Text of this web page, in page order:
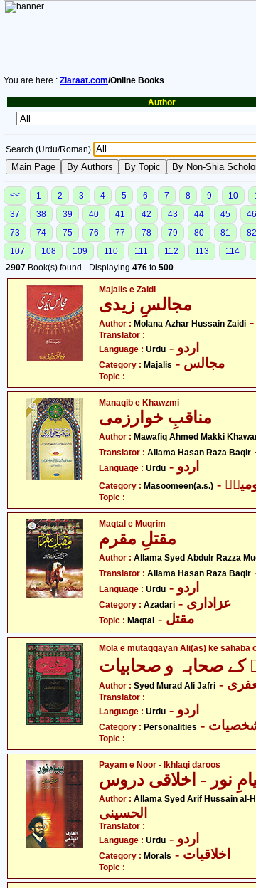
You are here : Ziaraat.com/Online Books
Author
Search (Urdu/Roman)
<< 1 2 3 4 5 6 7 8 9 10
37
38 39 40 41 42 43 44 45 46
73
74 75 76 77 78 79 80 81 82
107
108 109 110 111 112 113 114
2907 Book(s) found - Displaying 476 to 500
Majalis e Zaidi
مجالسِ زیدی
Author : Molana Azhar Hussain Zaidi
Translator :
Language : Urdu - اردو
Category : Majalis - مجالس
Topic :
Manaqib e Khawzmi
مناقبِ خوارزمی
Author : Mawafiq Ahmed Makki
Translator : Allama Hasan Raza Baqir
Language : Urdu - اردو
Category : Masoomeen(a.s.)
Topic :
Maqtal e Muqrim
مقتلِ مقرم
Author : Allama Syed Abdulr Razza
Translator : Allama Hasan Raza Baqir
Language : Urdu - اردو
Category : Azadari - عزاداری
Topic : Maqtal - مقتل
Mola e mutaqqayan Ali(as) ke sahaba
کے صحابہ و صحابیات
Author : Syed Murad Ali Jafri
Translator :
Language : Urdu - اردو
Category : Personalities شخصیات
Topic :
Payam e Noor - Ikhlaqi daroos
نور - اخلاقی دروس
Author : Allama Syed Arif Hussain al-
الحسینی
Translator :
Language : Urdu - اردو
Category : Morals - اخلاقیات
Topic :